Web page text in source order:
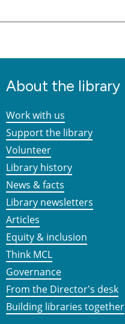
About the library
Work with us
Support the library
Volunteer
Library history
News & facts
Library newsletters
Articles
Equity & inclusion
Think MCL
Governance
From the Director's desk
Building libraries together